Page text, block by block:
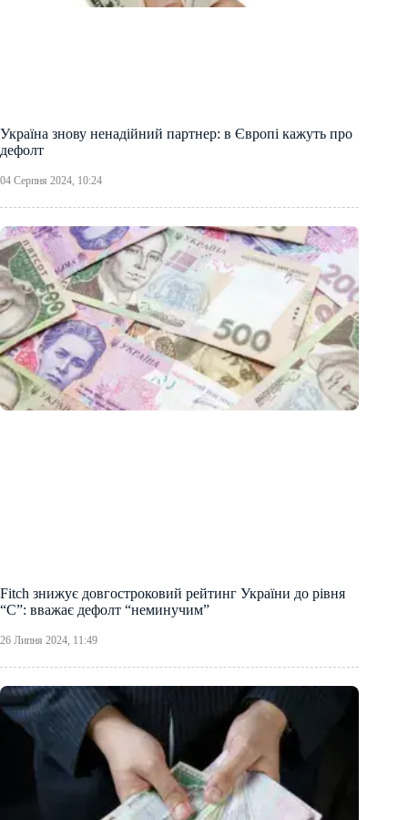
Україна знову ненадійний партнер: в Європі кажуть про
дефолт
04 Серпня 2024, 10:24
Fitch знижує довгостроковий рейтинг України до рівня
“C”: вважає дефолт “неминучим”
26 Липня 2024, 11:49